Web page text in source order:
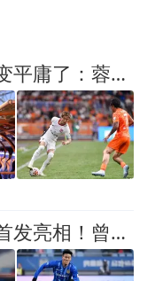
不是对手变强，而是自己变平庸了：蓉城躺平或“在”等浙江
武汉三镇还有一张底牌未首发亮相！曾效力鲁能多年，还多次进国足